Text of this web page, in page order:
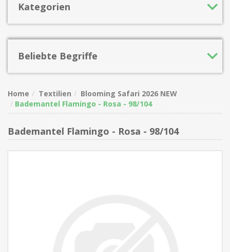
Kategorien
Beliebte Begriffe
Home Textilien
Blooming Safari 2026 NEW
Bademantel Flamingo - Rosa - 98/104
Bademantel Flamingo - Rosa - 98/104